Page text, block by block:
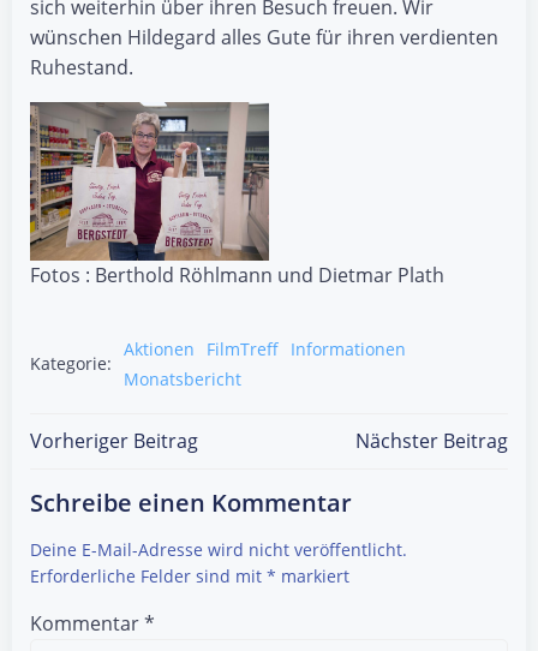
sich weiterhin über ihren Besuch freuen. Wir
wünschen Hildegard alles Gute für ihren verdienten
Ruhestand.
Fotos : Berthold Röhlmann und Dietmar Plath
Kategorie:
Aktionen FilmTreff Informationen
Monatsbericht
Post
navigation
Vorheriger Beitrag
Post
navigation
Nächster Beitrag
Schreibe einen Kommentar
Deine E-Mail-Adresse wird nicht veröffentlicht.
Erforderliche Felder sind mit * markiert
Kommentar*